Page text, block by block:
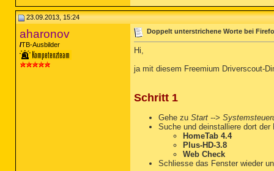
Tcpip\Parameters:
FireFox:
========
FF ProfilePath:
FF Plugin: @java.com/
FF Plugin:
FF Plugin:
FF Plugin: Adobe Reader
FF SearchPlugin:
FF SearchPlugin:
FF SearchPlugin:
FF SearchPlugin:
23.09.2013, 15:24
aharonov
TB-Ausbilder
Doppelt unterstrichene Worte bei
Hi,
ja mit diesem Freemium Driverscout-
Schritt 1
Gehe zu Start -->
Suche und deinstalliere dort der
HomeTab 4.4
Plus-HD-3.8
Web Check
Schliesse das Fenster wieder